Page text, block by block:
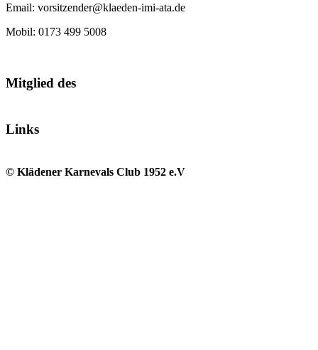
Email: vorsitzender@klaeden-imi-ata.de
Mobil: 0173 499 5008
Mitglied des
Links
© Klädener Karnevals Club 1952 e.V